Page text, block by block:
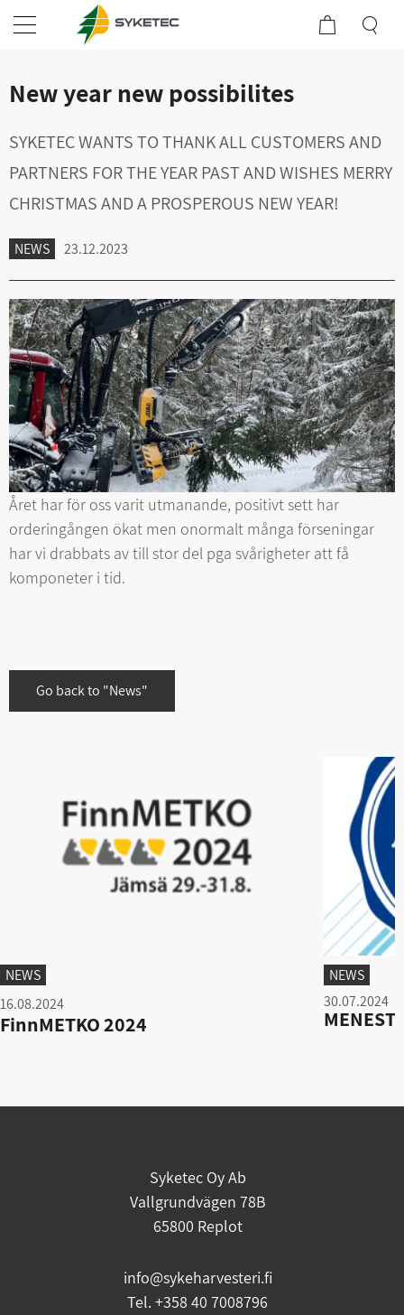
New year new possibilites
SYKETEC WANTS TO THANK ALL CUSTOMERS AND
PARTNERS FOR THE YEAR PAST AND WISHES MERRY
CHRISTMAS AND A PROSPEROUS NEW YEAR!
NEWS 23.12.2023
Året har för oss varit utmanande, positivt sett har
orderingången ökat men onormalt många förseningar
har vi drabbats av till stor del pga svårigheter att få
komponeter i tid.
Go back to "News"
NEWS
16.08.2024
FinnMETKO 2024
NEWS
30.07.2024
Syketec Oy Ab
Vallgrundvägen 78B
65800 Replot
info@sykeharvesteri.fi
Tel. +358 40 7008796